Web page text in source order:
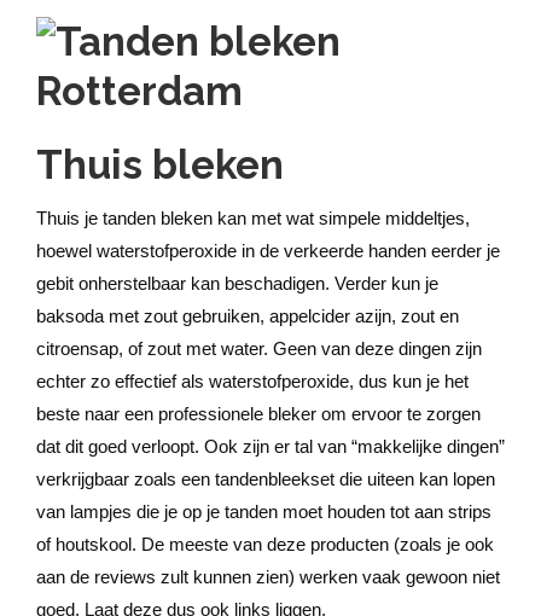
Thuis bleken
Thuis je tanden bleken kan met wat simpele middeltjes,
hoewel waterstofperoxide in de verkeerde handen eerder je
gebit onherstelbaar kan beschadigen. Verder kun je
baksoda met zout gebruiken, appelcider azijn, zout en
citroensap, of zout met water. Geen van deze dingen zijn
echter zo effectief als waterstofperoxide, dus kun je het
beste naar een professionele bleker om ervoor te zorgen
dat dit goed verloopt. Ook zijn er tal van “makkelijke dingen”
verkrijgbaar zoals een tandenbleekset die uiteen kan lopen
van lampjes die je op je tanden moet houden tot aan strips
of houtskool. De meeste van deze producten (zoals je ook
aan de reviews zult kunnen zien) werken vaak gewoon niet
goed. Laat deze dus ook links liggen.